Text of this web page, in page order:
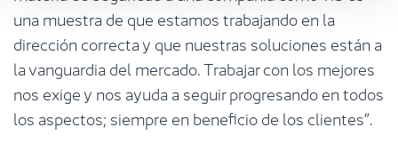
una muestra de que estamos trabajando en la
dirección correcta y que nuestras soluciones están a
la vanguardia del mercado. Trabajar con los mejores
nos exige y nos ayuda a seguir progresando en todos
los aspectos; siempre en beneficio de los clientes”.